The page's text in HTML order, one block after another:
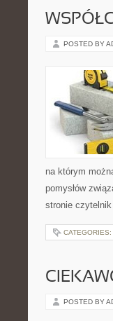
POSTED BY
na którym
pomysłów
stronie
CATEGORIES:
POSTED BY